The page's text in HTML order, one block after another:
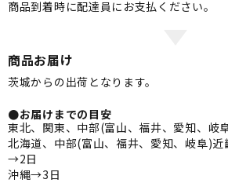
商品到着時に配達員にお支払ください。
商品お届け
茨城からの出荷となります。
●お届けまでの目安
東北、関東、中部(富山、福井、愛知、岐
北海道、中部(富山、福井、愛知、岐阜)近
→2日
沖縄→3日